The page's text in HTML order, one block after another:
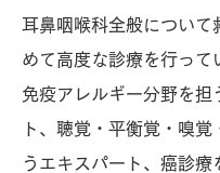
耳鼻咽喉科全般について
めて高度な診療を行って
免疫アレルギー分野を担
ト、聴覚・平衡覚・嗅覚
うエキスパート、癌診療